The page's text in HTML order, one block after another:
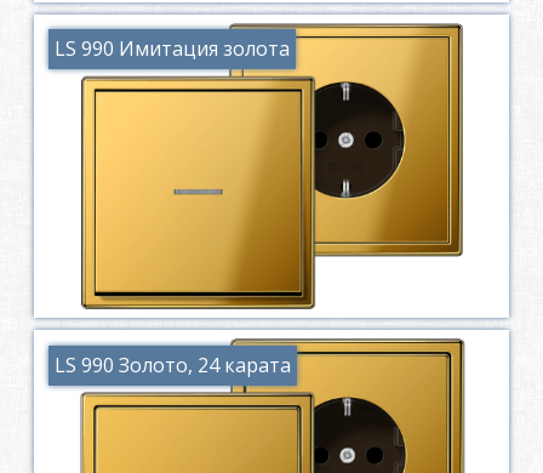
LS 990 Имитация золота
LS 990 Золото, 24 карата